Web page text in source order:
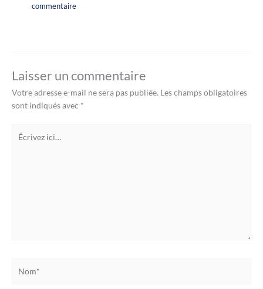
commentaire
Laisser un commentaire
Votre adresse e-mail ne sera pas publiée. Les champs obligatoires
sont indiqués avec *
ici…